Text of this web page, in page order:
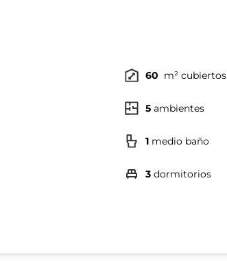
60 m² cubiertos
5 ambientes
1 medio baño
3 dormitorios